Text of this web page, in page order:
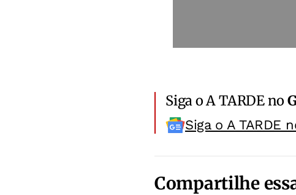
Siga o A TARDE no
Siga o A TARDE
Compartilhe